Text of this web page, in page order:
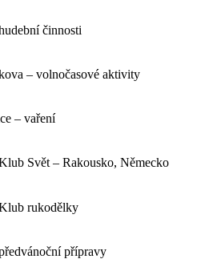
činnosti
– volnočasové aktivity
– vaření
Svět – Rakousko, Německo
rukodělky
přípravy